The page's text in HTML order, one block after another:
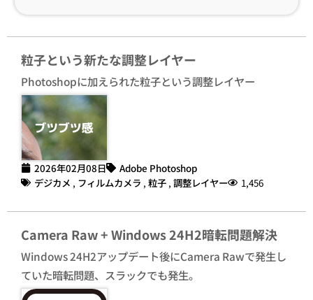
粒子という新たな調整レイヤー
Photoshopに加えられた粒子という調整レイヤー
2026年02月08日
Adobe Photoshop
デジカメ , フィルムカメラ , 粒子 , 調整レイヤー 1,456
Camera Raw + Windows 24H2暗転問題解決
Windows 24H2アップデート後にCamera Rawで発生し
ていた暗転問題、スラックでも発生。